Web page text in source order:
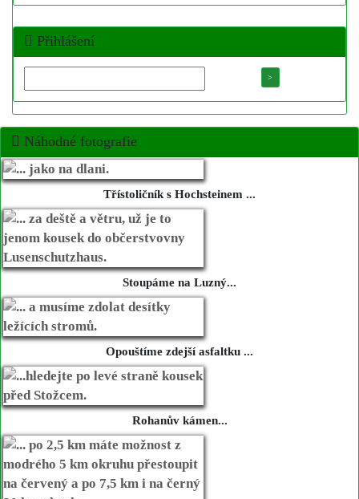
Přihlášení
Náhodné fotografie
Třístoličník s Hochsteinem ...
Stoupáme na Luzný...
Opouštíme zdejší asfaltku ...
Rohanův kámen...